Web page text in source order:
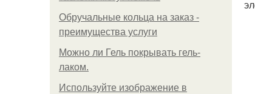
Обручальные кольца на заказ -
преимущества услуги
Можно ли Гель покрывать гель-
лаком.
Используйте изображение в